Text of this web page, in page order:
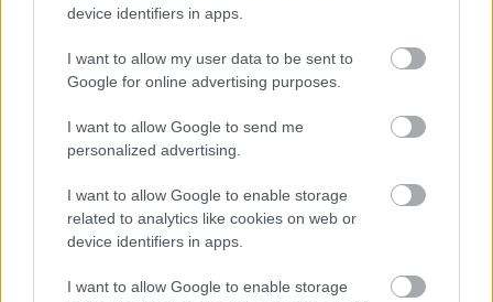
device identifiers in apps.
I want to allow my user data to be sent to
Google for online advertising purposes.
I want to allow Google to send me
personalized advertising.
I want to allow Google to enable storage
related to analytics like cookies on web or
device identifiers in apps.
I want to allow Google to enable storage